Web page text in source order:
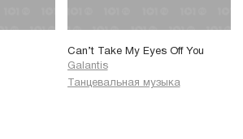
Can’t Take My Eyes Off You
Galantis
Танцевальная музыка